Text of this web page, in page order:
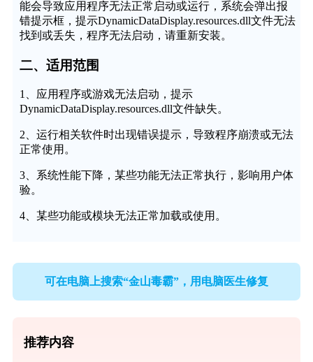
能会导致应用程序无法正常启动或运行，系统会弹出报
错提示框，提示DynamicDataDisplay.resources.dll文件无法
找到或丢失，程序无法启动，请重新安装。
二、适用范围
1、应用程序或游戏无法启动，提示
DynamicDataDisplay.resources.dll文件缺失。
2、运行相关软件时出现错误提示，导致程序崩溃或无法
正常使用。
3、系统性能下降，某些功能无法正常执行，影响用户体
验。
4、某些功能或模块无法正常加载或使用。
可在电脑上搜索“金山毒霸”，用电脑医生修复
推荐内容